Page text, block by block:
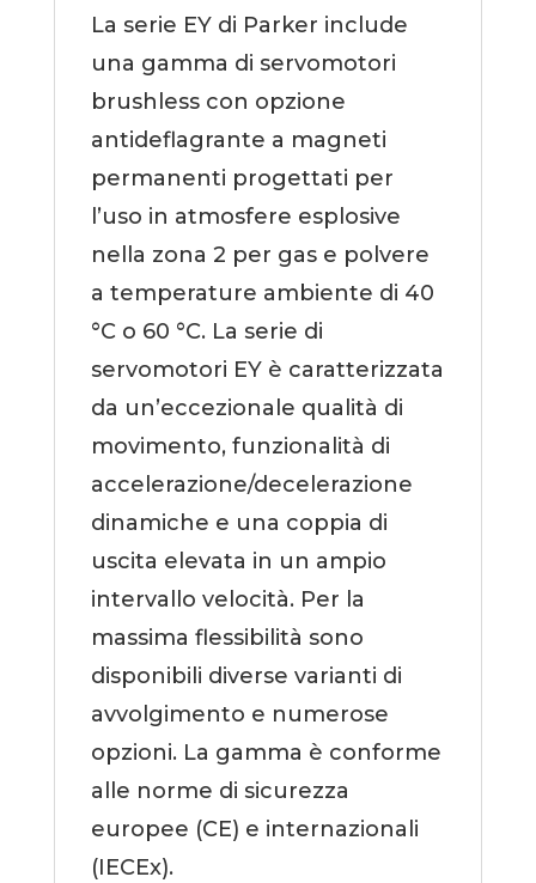
La serie EY di Parker include
una gamma di servomotori
brushless con opzione
antideflagrante a magneti
permanenti progettati per
l’uso in atmosfere esplosive
nella zona 2 per gas e polvere
a temperature ambiente di 40
°C o 60 °C. La serie di
servomotori EY è caratterizzata
da un’eccezionale qualità di
movimento, funzionalità di
accelerazione/decelerazione
dinamiche e una coppia di
uscita elevata in un ampio
intervallo velocità. Per la
massima flessibilità sono
disponibili diverse varianti di
avvolgimento e numerose
opzioni. La gamma è conforme
alle norme di sicurezza
europee (CE) e internazionali
(IECEx).